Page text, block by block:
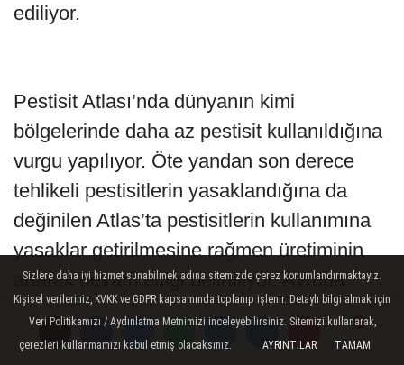
Yorumlar
Yorumlar
Yorumlar
ediliyor.
Pestisit Atlası’nda dünyanın kimi
bölgelerinde daha az pestisit kullanıldığına
vurgu yapılıyor. Öte yandan son derece
tehlikeli pestisitlerin yasaklandığına da
değinilen Atlas’ta pestisitlerin kullanımına
yasaklar getirilmesine rağmen üretiminin
artarak devam ettiği belirtiliyor. Avrupa
Birliği’nin (AB) tehlikeli pestisitlerin
Avrupa’da kullanımı yasakladığının
Sizlere daha iyi hizmet sunabilmek adına sitemizde çerez konumlandırmaktayız.
Kişisel verileriniz, KVKK ve GDPR kapsamında toplanıp işlenir. Detaylı bilgi almak için
Veri Politikamızı / Aydınlatma Metnimizi inceleyebilirsiniz. Sitemizi kullanarak,
çerezleri kullanmamızı kabul etmiş olacaksınız.
AYRINTILAR TAMAM